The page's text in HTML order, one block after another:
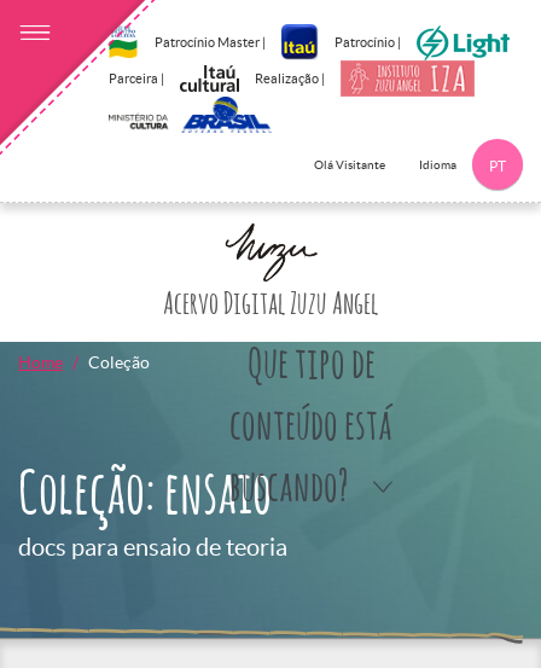
Patrocínio Master | Patrocínio |
Parceira | Realização |
Olá Visitante Idioma PT
Acervo Digital Zuzu Angel
Que tipo de
conteúdo está
buscando?
Home Coleção
Coleção: ensaio
docs para ensaio de teoria